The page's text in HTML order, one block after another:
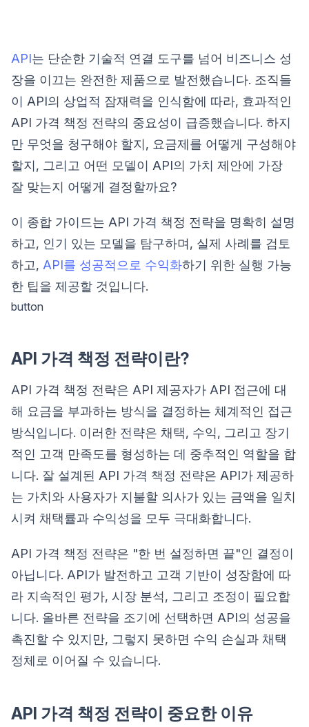
API는 단순한 기술적 연결 도구를 넘어 비즈니스 성
장을 이끄는 완전한 제품으로 발전했습니다. 조직들
이 API의 상업적 잠재력을 인식함에 따라, 효과적인
API 가격 책정 전략의 중요성이 급증했습니다. 하지
만 무엇을 청구해야 할지, 요금제를 어떻게 구성해야
할지, 그리고 어떤 모델이 API의 가치 제안에 가장
잘 맞는지 어떻게 결정할까요?
이 종합 가이드는 API 가격 책정 전략을 명확히 설명
하고, 인기 있는 모델을 탐구하며, 실제 사례를 검토
하고, API를 성공적으로 수익화하기 위한 실행 가능
한 팁을 제공할 것입니다.
button
API 가격 책정 전략이란?
API 가격 책정 전략은 API 제공자가 API 접근에 대
해 요금을 부과하는 방식을 결정하는 체계적인 접근
방식입니다. 이러한 전략은 채택, 수익, 그리고 장기
적인 고객 만족도를 형성하는 데 중추적인 역할을 합
니다. 잘 설계된 API 가격 책정 전략은 API가 제공하
는 가치와 사용자가 지불할 의사가 있는 금액을 일치
시켜 채택률과 수익성을 모두 극대화합니다.
API 가격 책정 전략은 "한 번 설정하면 끝"인 결정이
아닙니다. API가 발전하고 고객 기반이 성장함에 따
라 지속적인 평가, 시장 분석, 그리고 조정이 필요합
니다. 올바른 전략을 조기에 선택하면 API의 성공을
촉진할 수 있지만, 그렇지 못하면 수익 손실과 채택
정체로 이어질 수 있습니다.
API 가격 책정 전략이 중요한 이유